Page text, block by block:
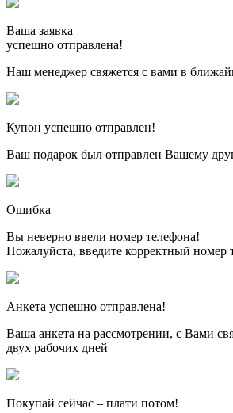
Ваша заявка
успешно отправлена!
Наш менеджер свяжется с вами в
Купон успешно отправлен!
Ваш подарок был отправлен Вашему
Ошибка
Вы неверно ввели номер телефона!
Пожалуйста, введите корректный номер
Анкета успешно отправлена!
Ваша анкета на рассмотрении, с Вами
двух рабочих дней
Покупай сейчас – плати потом!